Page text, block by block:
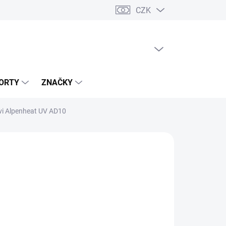
CZK
ZNAČKY
Alpenheat UV AD10